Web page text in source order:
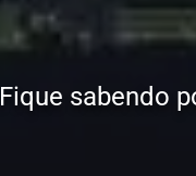
Fique sabendo